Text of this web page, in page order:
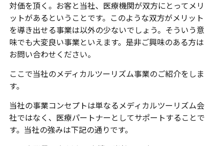
対価を頂く。お客と当社、医療機関が双方にとってメリ
ットがあるということです。このような双方がメリット
を導き出せる事業は以外の少ないでしょう。そういう意
味でも大変良い事業といえます。是非ご興味のある方は
お問い合わせください。
ここで当社のメディカルツーリズム事業のご紹介をしま
す。
当社の事業コンセプトは単なるメディカルツーリズム会
社ではなく、医療パートナーとしてサポートすることで
す。当社の強みは下記の通りです。